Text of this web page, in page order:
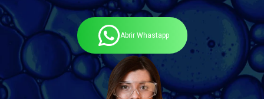
Abrir Whastapp